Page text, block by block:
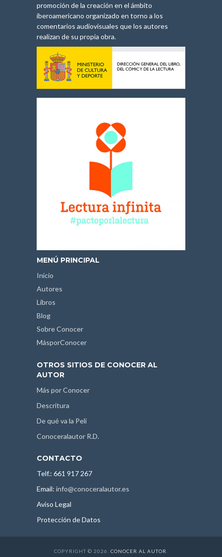
promoción de la creación en el ámbito
iberoamericano organizado en torno a los
comentarios audiovisuales que los autores
realizan de su propia obra.
MENÚ PRINCIPAL
Inicio
Autores
Libros
Blog
Sobre Conocer
MásporConocer
OTROS SITIOS DE CONOCER AL
AUTOR
Más por Conocer
Descritura
De qué va la Peli
Conoceralautor R.D.
CONTACTO
Telf.: 661 917 267
Email: info@conoceralautor.es
Aviso Legal
Protección de Datos
COPYRIGHT © 2026. CONOCER AL AUTOR